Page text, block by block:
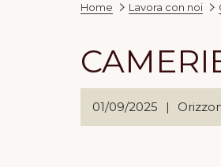
Home Lavora con noi
01/09/2025 |